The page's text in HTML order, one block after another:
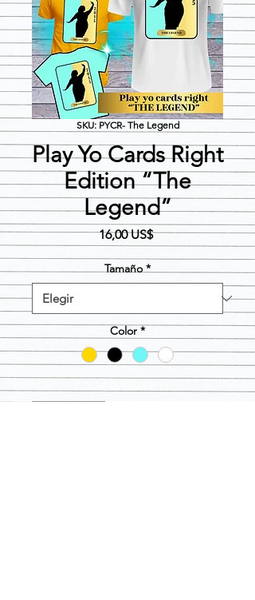
SKU: PYCR- The Legend
Play Yo Cards Right
Edition “The
Legend”
16,00 US$Precio
Tamaño *
Color *